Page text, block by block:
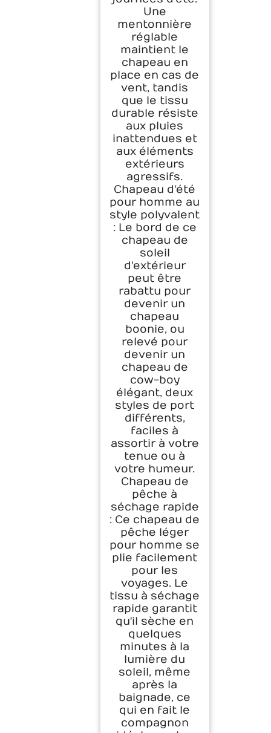
Une
mentonnière
réglable
maintient le
chapeau en
place en cas de
vent, tandis
que le tissu
durable résiste
aux pluies
inattendues et
aux éléments
extérieurs
agressifs.
Chapeau d'été
pour homme au
style polyvalent
: Le bord de ce
chapeau de
soleil
d'extérieur
peut être
rabattu pour
devenir un
chapeau
boonie, ou
relevé pour
devenir un
chapeau de
cow-boy
élégant, deux
styles de port
différents,
faciles à
assortir à votre
tenue ou à
votre humeur.
Chapeau de
pêche à
séchage rapide
: Ce chapeau de
pêche léger
pour homme se
plie facilement
pour les
voyages. Le
tissu à séchage
rapide garantit
qu'il sèche en
quelques
minutes à la
lumière du
soleil, même
après la
baignade, ce
qui en fait le
compagnon